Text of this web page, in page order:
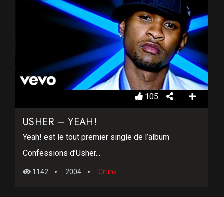
105
USHER – YEAH!
Yeah! est le tout premier single de l’album
Confessions d’Usher...
1142 2004 Crunk